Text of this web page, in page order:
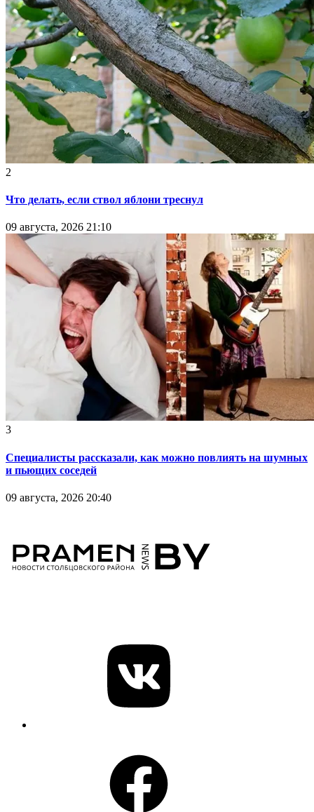
2
Что делать, если ствол яблони треснул
09 августа, 2026 21:10
3
Специалисты рассказали, как можно повлиять на шумных
и пьющих соседей
09 августа, 2026 20:40